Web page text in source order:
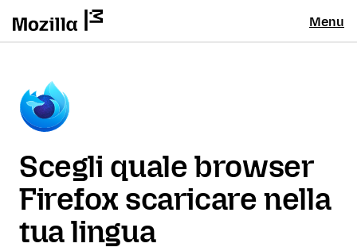
Menu
Scegli quale browser
Firefox scaricare nella
tua lingua